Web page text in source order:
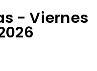
- Viernes